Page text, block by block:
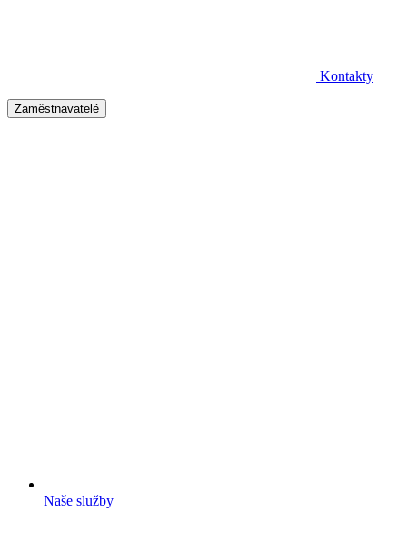
Kontakty
Zaměstnavatelé
Naše služby